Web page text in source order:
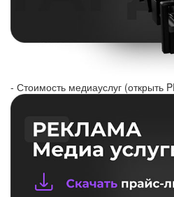
- Стоимость медиауслуг (открыть